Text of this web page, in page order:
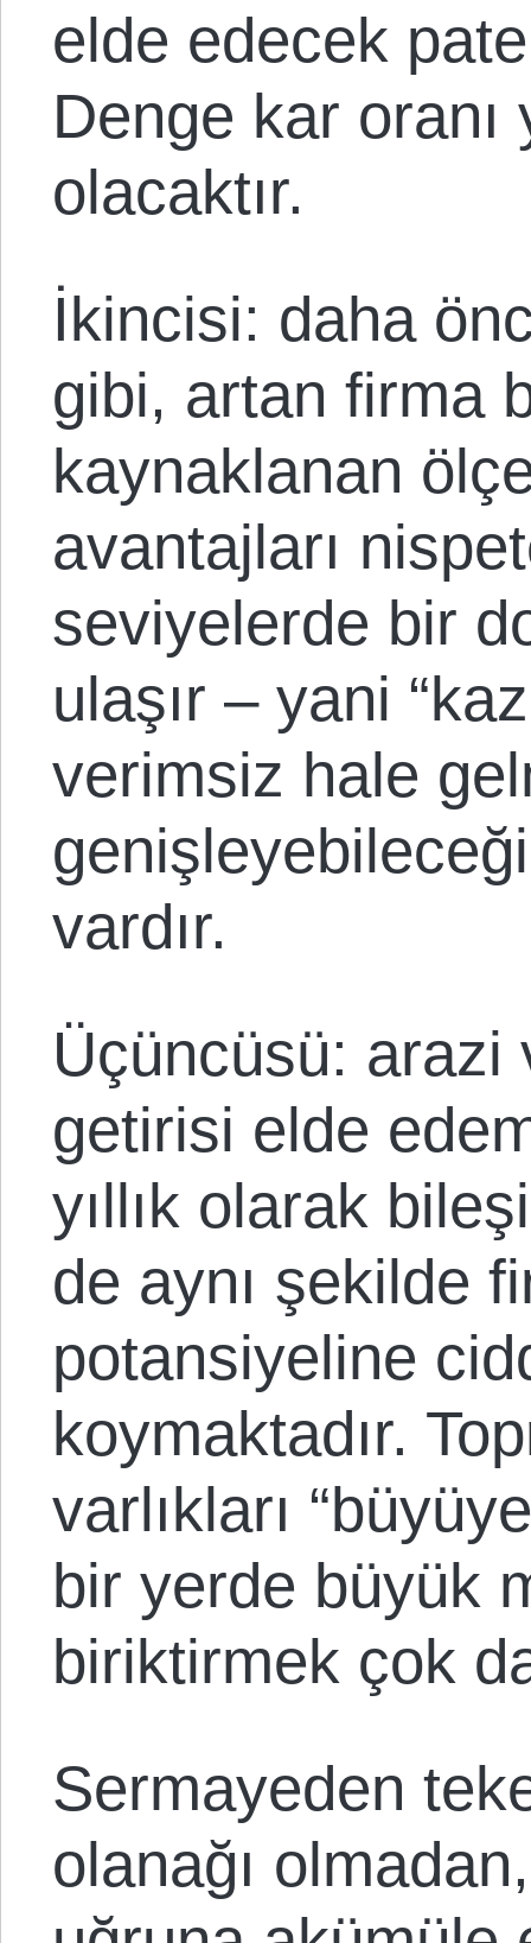
elde edecek
Denge kar oranı
olacaktır.
İkincisi: daha
gibi, artan firma
kaynaklanan
avantajları
seviyelerde bir
ulaşır – yani
verimsiz hale
vardır.
Üçüncüsü: arazi
getirisi elde
yıllık olarak
de aynı şekilde
potansiyeline
koymaktadır.
varlıkları
bir yerde büyük
biriktirmek çok
Sermayeden
olanağı